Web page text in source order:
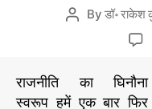
i
e
की
ख
P
u
Byडॉ॰ राकेश
राजनीति का घिनौना
स्वरूप हमें एक बार फिर